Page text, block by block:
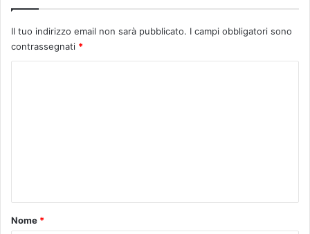
l
aIl tuo indirizzo email non sarà pubblicato. I campi obbligatori sono
contrassegnati *
o
Nome *